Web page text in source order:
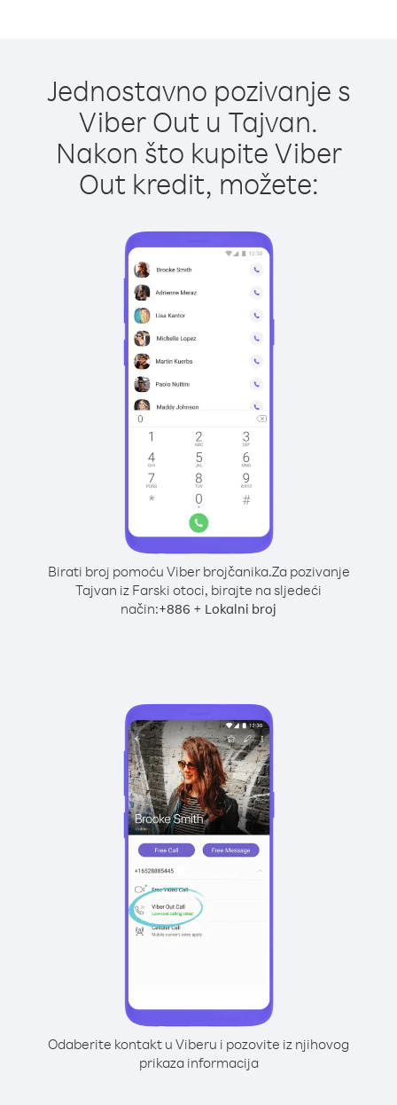
Jednostavno pozivanje s
Viber Out u Tajvan.
Nakon što kupite Viber
Out kredit, možete:
Birati broj pomoću Viber brojčanika.Za pozivanje
Tajvan iz Farski otoci, birajte na sljedeći
način:+886 + Lokalni broj
Odaberite kontakt u Viberu i pozovite iz njihovog
prikaza informacija